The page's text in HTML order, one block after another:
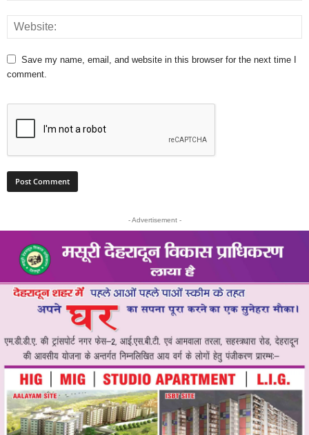
Save my name, email, and website in this browser for the next time I
comment.
- Advertisement -